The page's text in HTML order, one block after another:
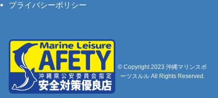
プライバシーポリシー
© Copyright 2023 沖縄マリンスポ
ーツスルル All Rights Reserved.